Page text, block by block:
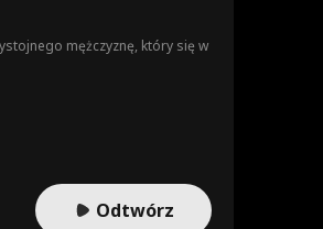
mężczyznę, który się w
Odtwórz